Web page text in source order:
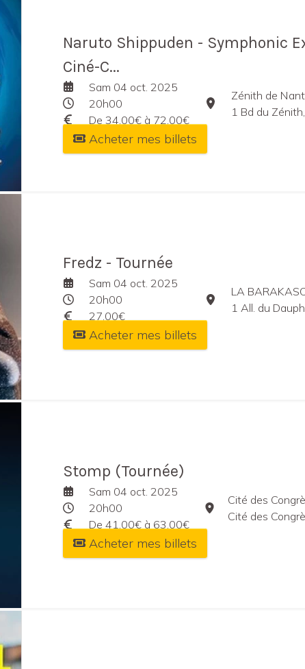
Naruto Shippuden - Symphonic
Ciné-C...
Sam 04 oct. 2025
20h00
De 34,00€ à 72,00€
Zénith de
1 Bd du
Acheter mes billets
Fredz - Tournée
Sam 04 oct. 2025
20h00
27,00€
LA
1 All. du
Acheter mes billets
Stomp (Tournée)
Sam 04 oct. 2025
20h00
De 41,00€ à 63,00€
Cité des
Cité des Congrès de
Acheter mes billets